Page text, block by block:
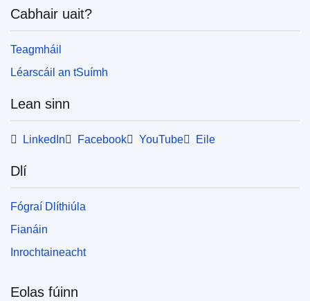
IMMC : ST 7412 2024 INIT
Cabhair uait?
Teagmháil
Léarscáil an tSuímh
Lean sinn
LinkedIn Facebook YouTube Eile
Dlí
Fógraí Dlíthiúla
Fianáin
Inrochtaineacht
Eolas fúinn